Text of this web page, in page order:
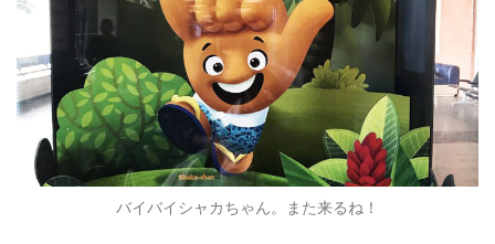
バイバイシャカちゃん。また来るね！